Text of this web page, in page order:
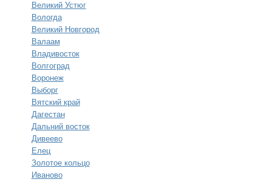
Великий Устюг
Вологда
Великий Новгород
Валаам
Владивосток
Волгоград
Воронеж
Выборг
Вятский край
Дагестан
Дальний восток
Дивеево
Елец
Золотое кольцо
Иваново